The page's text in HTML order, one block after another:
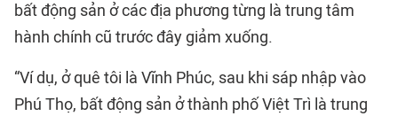
bất động sản ở các địa phương từng là trung tâm
hành chính cũ trước đây giảm xuống.
“Ví dụ, ở quê tôi là Vĩnh Phúc, sau khi sáp nhập vào
Phú Thọ, bất động sản ở thành phố Việt Trì là trung